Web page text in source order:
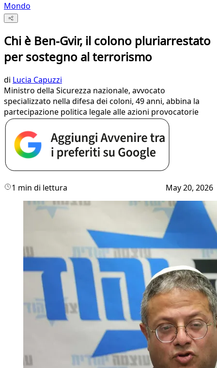
Mondo
Chi è Ben-Gvir, il colono pluriarrestato
per sostegno al terrorismo
di Lucia Capuzzi
Ministro della Sicurezza nazionale, avvocato
specializzato nella difesa dei coloni, 49 anni, abbina la
partecipazione politica legale alle azioni provocatorie
1 min di lettura May 20, 2026